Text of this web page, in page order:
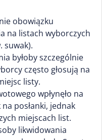
obowiązku
na listach wyborczych
suwak).
byłoby szczególnie
często głosują na
listy.
wpłynęło na
posłanki, jednak
miejscach list.
likwidowania